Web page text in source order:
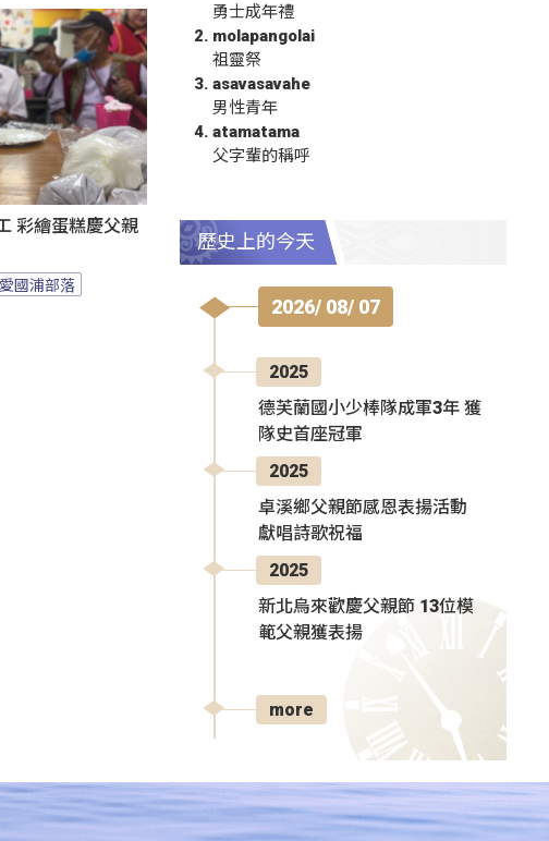
彩繪蛋糕慶父親
國浦部落
勇士成年禮
molapangolai
祖靈祭
asavasavahe
男性青年
atamatama
父字輩的稱呼
歷史上的今天
2026/ 08/ 07
2025
德芙蘭國小少棒隊成軍3年 獲
隊史首座冠軍
2025
卓溪鄉父親節感恩表揚活動
獻唱詩歌祝福
2025
新北烏來歡慶父親節 13位模
範父親獲表揚
more